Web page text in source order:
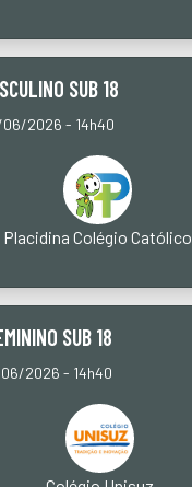
SUB 18
06/2026 - 14h40
Placidina Colégio Católico
SUB 18
06/2026 - 14h40